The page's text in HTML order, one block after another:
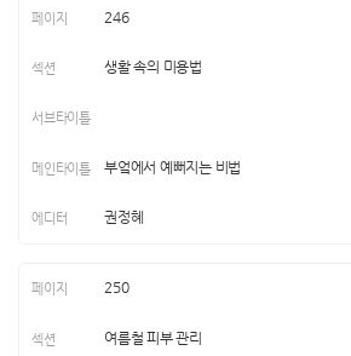
246
생활 속의 미용법
부엌에서 예뻐지는 비법
권정혜
250
여름철 피부 관리